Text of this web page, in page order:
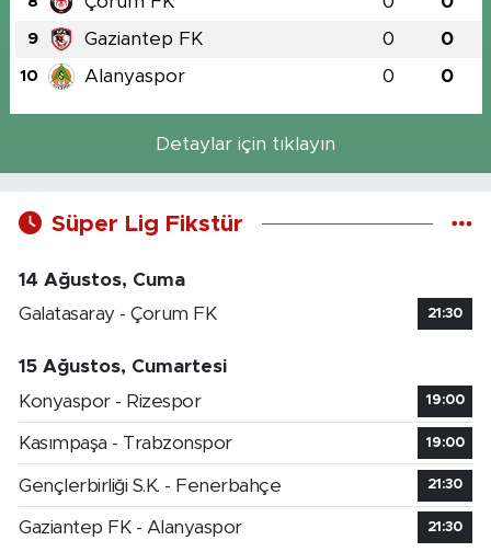
9 Gaziantep FK 0 0
10 Alanyaspor 0 0
Detaylar için tıklayın
Süper Lig Fikstür
14 Ağustos, Cuma
Galatasaray - Çorum FK
21:30
15 Ağustos, Cumartesi
Konyaspor - Rizespor
19:00
Kasımpaşa - Trabzonspor 19:00
Gençlerbirliği S.K. - Fenerbahçe 21:30
Gaziantep FK - Alanyaspor 21:30